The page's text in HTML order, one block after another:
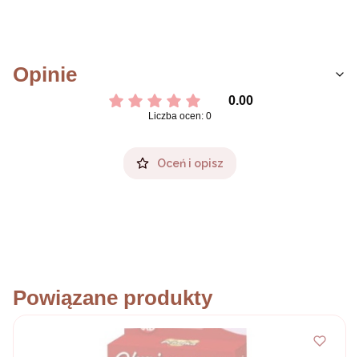
Opinie
0.00
Liczba ocen: 0
Oceń i opisz
Powiązane produkty